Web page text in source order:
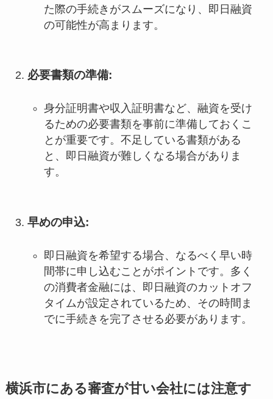
た際の手続きがスムーズになり、即日融資
の可能性が高まります。
必要書類の準備:
身分証明書や収入証明書など、融資を受け
るための必要書類を事前に準備しておくこ
とが重要です。不足している書類がある
と、即日融資が難しくなる場合がありま
す。
早めの申込:
即日融資を希望する場合、なるべく早い時
間帯に申し込むことがポイントです。多く
の消費者金融には、即日融資のカットオフ
タイムが設定されているため、その時間ま
でに手続きを完了させる必要があります。
横浜市にある審査が甘い会社には注意す